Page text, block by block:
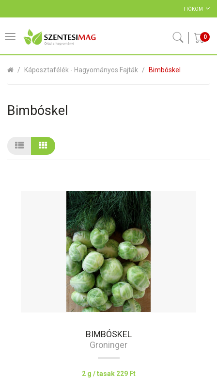
FIÓKOM
0
Káposztafélék - Hagyományos Fajták Bimbóskel
Bimbóskel
BIMBÓSKEL
Groninger
2 g / tasak 229 Ft